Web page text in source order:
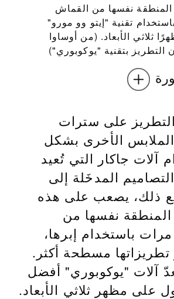
المنطقة نفسها من القماش
تقنية "إيتو وو مورو"
ثلاثي الأبعاد. (من أوساوا
التطريز بتقنية "يوكوبوري")
على سترات
الأخرى بشكل
آلات جاكار التي تُعيد
التصاميم المدخَلة إلى
ذلك، يصعب على هذه
المنطقة نفسها من
باستخدام إبرها،
تطريزاتها مسطحة أكثر.
آلات "يوكوبوري" أفضل
على مظهر ثلاثي الأبعاد.